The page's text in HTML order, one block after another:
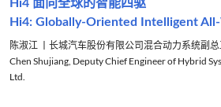
Hi4 面向全球的智能四驱
Hi4: Globally-Oriented Intelligent
陈淑江 丨长城汽车股份有限公司混合动力系统副
Chen Shujiang, Deputy Chief Engineer of Hybrid
Ltd.